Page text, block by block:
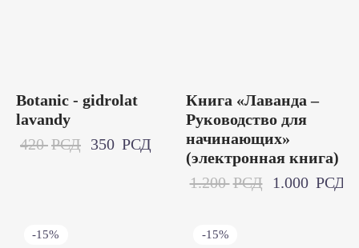
Botanic - gidrolat
lavandy
420РСД 350 РСД
Книга «Лаванда –
Руководство для
начинающих»
(электронная книга)
1.200РСД 1.000 РСД
-15% -15%